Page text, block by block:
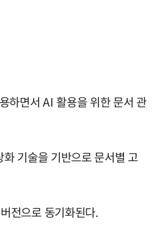
하면서 AI 활용을 위한 문서 관
기술을 기반으로 문서별 고
전으로 동기화된다.